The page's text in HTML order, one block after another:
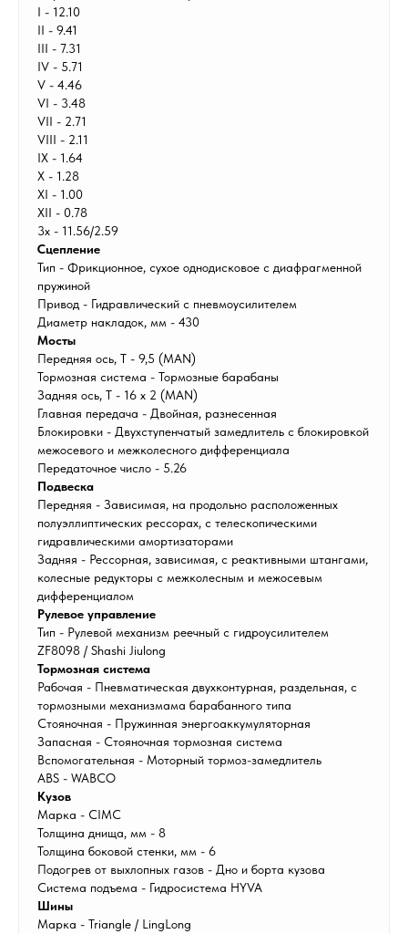
I - 12.10
II - 9.41
III - 7.31
IV - 5.71
V - 4.46
VI - 3.48
VII - 2.71
VIII - 2.11
IX - 1.64
X - 1.28
XI - 1.00
XII - 0.78
3x - 11.56/2.59
Сцепление
Тип - Фрикционное, сухое однодисковое с диафрагменной
пружиной
Привод - Гидравлический с пневмоусилителем
Диаметр накладок, мм - 430
Мосты
Передняя ось, Т - 9,5 (MAN)
Тормозная система - Тормозные барабаны
Задняя ось, Т - 16 х 2 (MAN)
Главная передача - Двойная, разнесенная
Блокировки - Двухступенчатый замедлитель с блокировкой
межосевого и межколесного дифференциала
Передаточное число - 5.26
Подвеска
Передняя - Зависимая, на продольно расположенных
полуэллиптических рессорах, с телескопическими
гидравлическими амортизаторами
Задняя - Рессорная, зависимая, с реактивными штангами,
колесные редукторы с межколесным и межосевым
дифференциалом
Рулевое управление
Тип - Рулевой механизм реечный с гидроусилителем
ZF8098 / Shashi Jiulong
Тормозная система
Рабочая - Пневматическая двухконтурная, раздельная, с
тормозными механизмама барабанного типа
Стояночная - Пружинная энергоаккумуляторная
Запасная - Стояночная тормозная система
Вспомогательная - Моторный тормоз-замедлитель
ABS - WABCO
Кузов
Марка - CIMC
Толщина днища, мм - 8
Толщина боковой стенки, мм - 6
Подогрев от выхлопных газов - Дно и борта кузова
Система подъема - Гидросистема HYVA
Шины
Марка - Triangle / LingLong